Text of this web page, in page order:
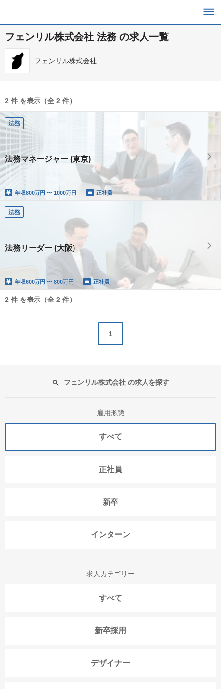
フェンリル株式会社 法務 の求人一覧
フェンリル株式会社
2 件 を表示（全 2 件）
法務
法務マネージャー (東京)
年収800万円 〜 1000万円 正社員
法務
法務リーダー (大阪)
年収600万円 〜 800万円 正社員
2 件 を表示（全 2 件）
1
フェンリル株式会社 の求人を探す
雇用形態
すべて
正社員
新卒
インターン
求人カテゴリー
すべて
新卒採用
デザイナー